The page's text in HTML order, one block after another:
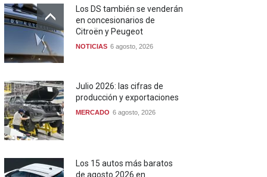
Los DS también se venderán
en concesionarios de
Citroën y Peugeot
NOTICIAS 6 agosto, 2026
Julio 2026: las cifras de
producción y exportaciones
MERCADO 6 agosto, 2026
Los 15 autos más baratos
de agosto 2026 en